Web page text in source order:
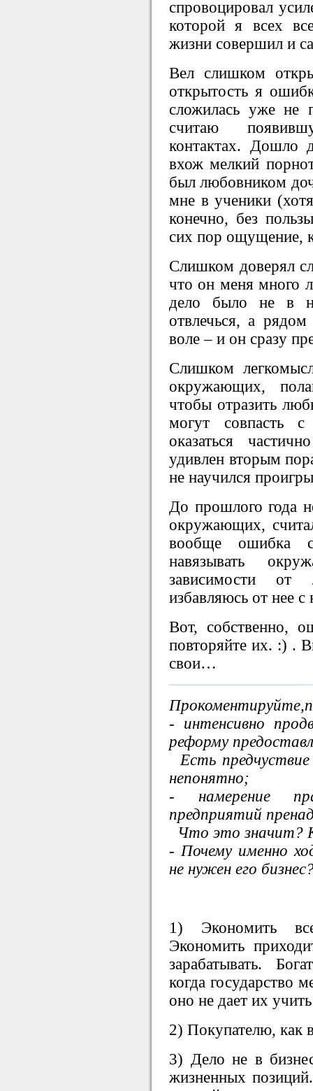
спровоцировал
которой я всех
жизни совершил и
Вел слишком
открытость я
сложилась уже не
считаю
контактах. Дошло
вхож мелкий
был любовником
мне в ученики
конечно, без
сих пор ощущение,
Слишком доверял
что он меня много
дело было не в
отвлечься, а
воле – и он сразу
Слишком
окружающих,
чтобы отразить
могут совпасть
оказаться
удивлен вторым
не научился
До прошлого года
окружающих,
вообще ошибка
навязывать
зависимости
избавляюсь от нее
Вот, собственно,
повторяйте их. :) .
свои…
- интенсивно
реформу
Есть
непонятно;
- намерение
предприятий
Что это значит?
- Почему именно
не нужен его
1) Экономить
Экономить
зарабатывать.
когда государство
оно не дает их
2) Покупателю, как
3) Дело не в
жизненных